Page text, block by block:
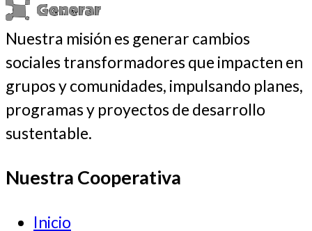
Nuestra misión es generar cambios
sociales transformadores que impacten en
grupos y comunidades, impulsando planes,
programas y proyectos de desarrollo
sustentable.
Nuestra Cooperativa
Inicio